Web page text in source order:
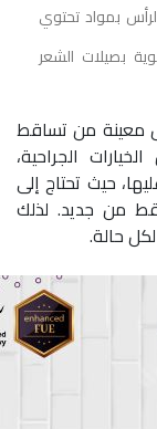
بمواد تحتوي
بصيلات الشعر
معينة من تساقط
الجراحية،
حيث تحتاج إلى
من جديد. لذلك
حالة.